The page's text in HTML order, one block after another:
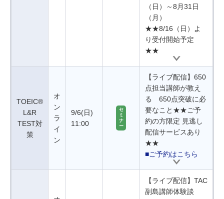
（日）～8月31日
（月）
★★8/16（日）よ
り受付開始予定
★★
TOEIC®
L&R
TEST対
策
オ
ン
ラ
イ
ン
9/6(日)
11:00
セ
ミ
ナ
ー
【ライブ配信】650
点担当講師が教え
る 650点突破に必
要なこと★★ご予
約の方限定 見逃し
配信サービスあり
★★
■ご予約はこちら
【ライブ配信】TAC
副島講師体験談